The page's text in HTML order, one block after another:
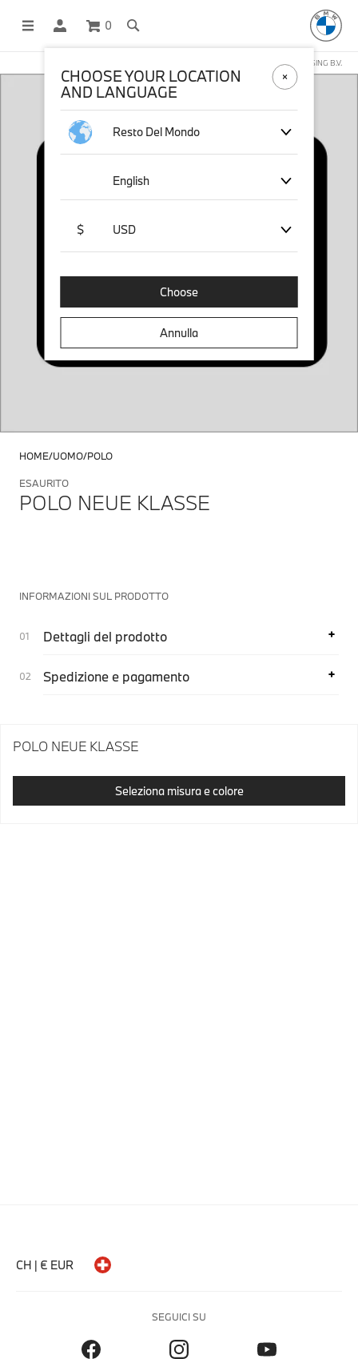
0
NEGOZIO ONLINE GESTITO DA STICHD SPORTMERCHANDISING B.V.
HOME UOMO POLO
ESAURITO
POLO NEUE KLASSE
INFORMAZIONI SUL PRODOTTO
Dettagli del prodotto
Spedizione e pagamento
POLO NEUE KLASSE
Seleziona misura e colore
CH | € EUR
CHOOSE YOUR LOCATION
AND LANGUAGE
Resto Del Mondo
English
$ USD
Choose
Annulla
SEGUICI SU